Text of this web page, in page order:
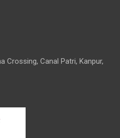
Crossing, Canal Patri, Kanpur,